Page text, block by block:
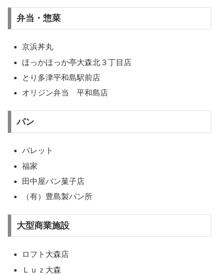
弁当・惣菜
京浜丼丸
ほっかほっか亭大森北３丁目店
とり多津平和島駅前店
オリジン弁当 平和島店
パン
パレット
福家
田中屋パン菓子店
（有）豊島製パン所
大型商業施設
ロフト大森店
Ｌｕｚ大森